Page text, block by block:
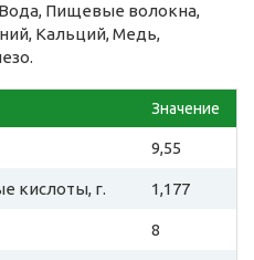
Пищевые волокна,
Кальций, Медь,
Значение
9,55
кислоты, г. 1,177
8